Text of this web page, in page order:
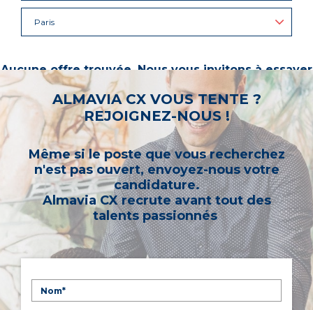
Paris
Aucune offre trouvée. Nous vous invitons à essayer
d’autres mots-clés ou à sélectionner un « métier ».
ALMAVIA CX VOUS TENTE ?
REJOIGNEZ-NOUS !
Même si le poste que vous recherchez
n'est pas ouvert, envoyez-nous votre
candidature.
Almavia CX recrute avant tout des
talents passionnés